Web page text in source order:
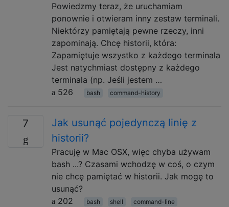
Powiedzmy teraz, że uruchamiam
ponownie i otwieram inny zestaw terminali.
Niektórzy pamiętają pewne rzeczy, inni
zapominają. Chcę historii, która:
Zapamiętuje wszystko z każdego terminala
Jest natychmiast dostępny z każdego
terminala (np. Jeśli jestem …
526
bash command-history
7
Jak usunąć pojedynczą linię z
historii?
Pracuję w Mac OSX, więc chyba używam
bash ...? Czasami wchodzę w coś, o czym
nie chcę pamiętać w historii. Jak mogę to
usunąć?
202
bash shell
command-line